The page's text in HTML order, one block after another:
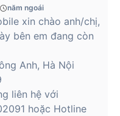
năm ngoái
xin chào anh/chị,
bên em đang còn
Anh, Hà Nội
liên hệ với
hoặc Hotline